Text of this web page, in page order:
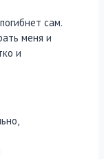
сам.
меня и
и